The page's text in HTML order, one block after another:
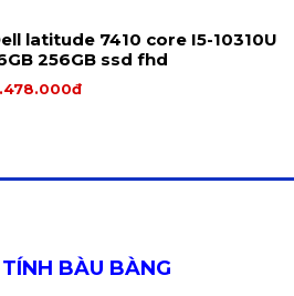
latitude 7410 core I5-10310U
256GB ssd fhd
BÀU BÀNG